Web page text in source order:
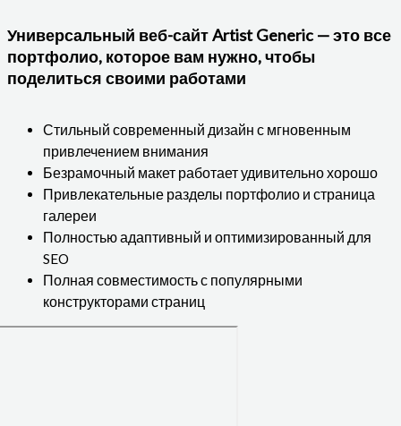
Универсальный веб-сайт Artist Generic — это все
портфолио, которое вам нужно, чтобы
поделиться своими работами
Стильный современный дизайн с мгновенным
привлечением внимания
Безрамочный макет работает удивительно хорошо
Привлекательные разделы портфолио и страница
галереи
Полностью адаптивный и оптимизированный для
SEO
Полная совместимость с популярными
конструкторами страниц